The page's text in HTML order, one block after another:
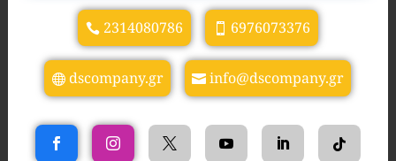
2314080786 6976073376
dscompany.gr info@dscompany.gr